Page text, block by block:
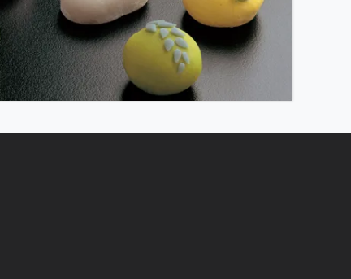
名を変更された場合、1回目と2回目
お客様が画面上で送り主様のお名前
きされたお名前が1回目のご注文にも
ませんので、予めご了承くださいま
降はキャンセル扱いになることに伴